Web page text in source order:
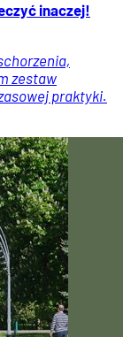
inaczej!
zestaw
praktyki.